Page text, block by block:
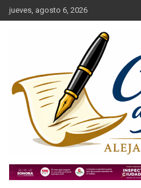
Saltar
al
jueves, agosto 6, 2026
Mi Carta de Hoy